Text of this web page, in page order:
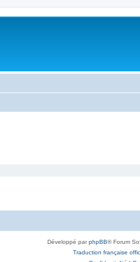
Développé parphpBB® Forum
Traduction française